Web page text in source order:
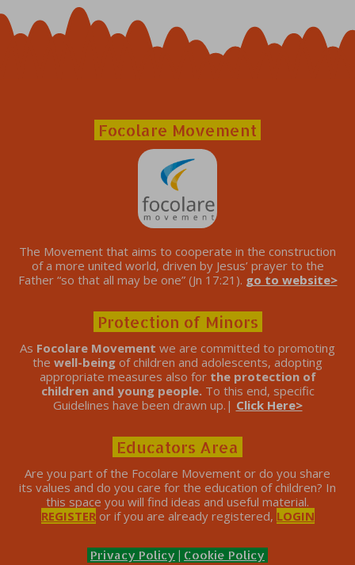
Focolare Movement
The Movement that aims to cooperate in the construction
of a more united world, driven by Jesus’ prayer to the
Father “so that all may be one” (Jn 17:21). go to website>
Protection of Minors
As Focolare Movement we are committed to promoting
the well-being of children and adolescents, adopting
appropriate measures also for the protection of
children and young people. To this end, specific
Guidelines have been drawn up.| Click Here>
Educators Area
Are you part of the Focolare Movement or do you share
its values ​​and do you care for the education of children? In
this space you will find ideas and useful material.
REGISTERor if you are already registered, LOGIN
Privacy Policy | Cookie Policy